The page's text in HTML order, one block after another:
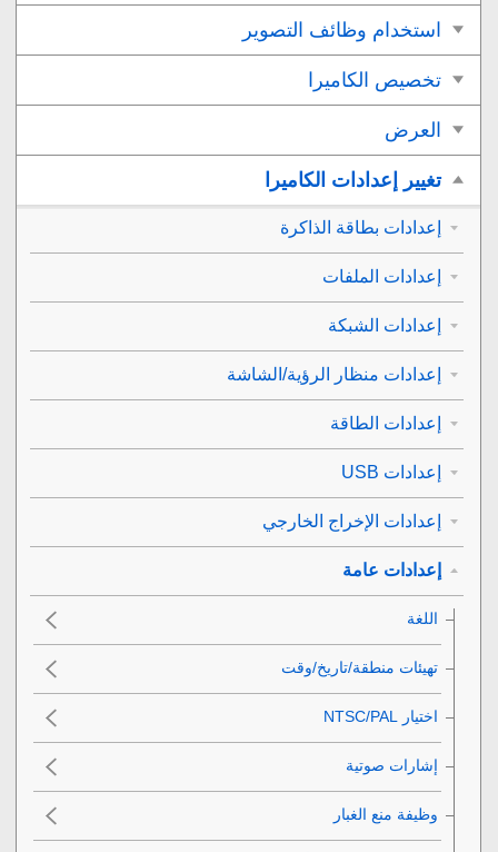
استخدام وظائف التصوير
تخصيص الكاميرا
العرض
تغيير إعدادات الكاميرا
إعدادات بطاقة الذاكرة
إعدادات الملفات
إعدادات الشبكة
إعدادات منظار الرؤية/الشاشة
إعدادات الطاقة
إعدادات USB
إعدادات الإخراج الخارجي
إعدادات عامة
اللغة
تهيئات منطقة/تاريخ/وقت
اختيار NTSC/PAL‎‏
إشارات صوتية
وظيفة منع الغبار